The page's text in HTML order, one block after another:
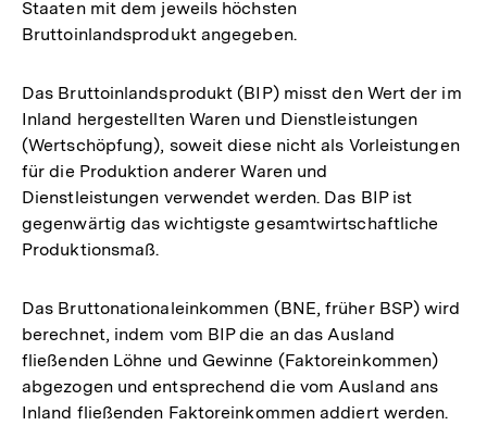
Staaten mit dem jeweils höchsten
Bruttoinlandsprodukt angegeben.
Das Bruttoinlandsprodukt (BIP) misst den Wert der im
Inland hergestellten Waren und Dienstleistungen
(Wertschöpfung), soweit diese nicht als Vorleistungen
für die Produktion anderer Waren und
Dienstleistungen verwendet werden. Das BIP ist
gegenwärtig das wichtigste gesamtwirtschaftliche
Produktionsmaß.
Das Bruttonationaleinkommen (BNE, früher BSP) wird
berechnet, indem vom BIP die an das Ausland
fließenden Löhne und Gewinne (Faktoreinkommen)
abgezogen und entsprechend die vom Ausland ans
Inland fließenden Faktoreinkommen addiert werden.